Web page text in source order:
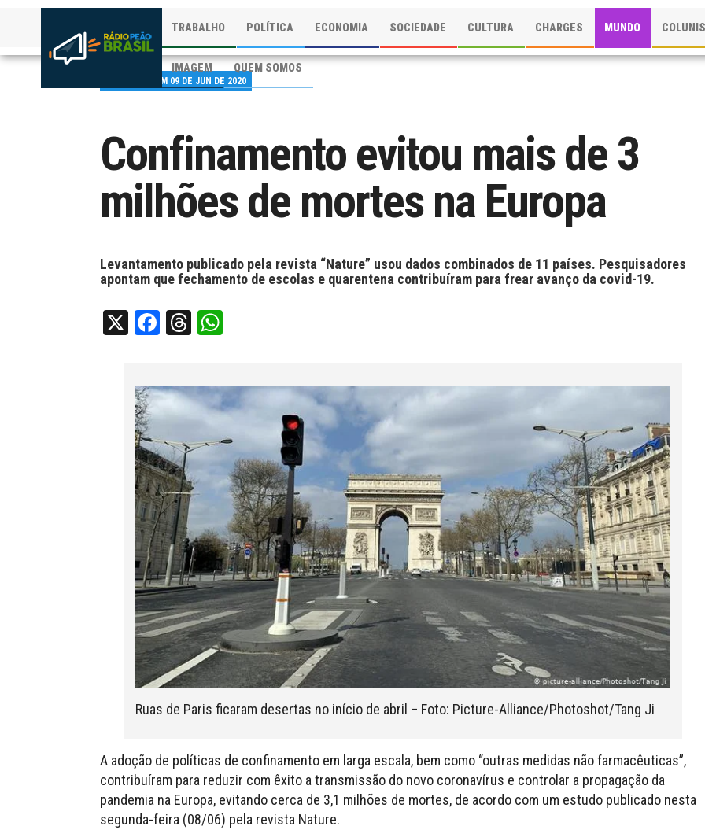
TRABALHO POLÍTICA ECONOMIA SOCIEDADE CULTURA CHARGES MUNDO
IMAGEM QUEM SOMOS
PUBLICADO EM 09 DE JUN DE 2020
Confinamento evitou mais de 3
milhões de mortes na Europa
Levantamento publicado pela revista “Nature” usou dados combinados de 11 países. Pesquisadores
apontam que fechamento de escolas e quarentena contribuíram para frear avanço da covid-19.
X Facebook
Threads
Ruas de Paris ficaram desertas no início de abril – Foto: Picture-Alliance/Photoshot/Tang Ji
A adoção de políticas de confinamento em larga escala, bem como “outras medidas não farmacêuticas”,
contribuíram para reduzir com êxito a transmissão do novo coronavírus e controlar a propagação da
pandemia na Europa, evitando cerca de 3,1 milhões de mortes, de acordo com um estudo publicado nesta
segunda-feira (08/06) pela revista Nature.